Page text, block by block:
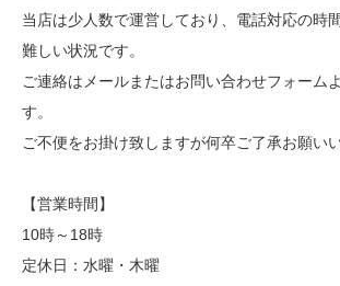
当店は少人数で運営しており、電話対応の時
難しい状況です。
ご連絡はメールまたはお問い合わせフォーム
す。
ご不便をお掛け致しますが何卒ご了承お願い
【営業時間】
10時～18時
定休日：水曜・木曜